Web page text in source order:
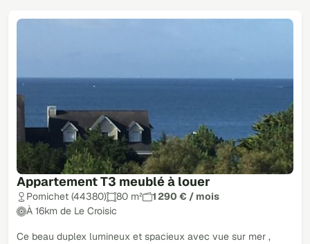
Appartement T3 meublé à louer
Pornichet (44380) 80 m²
1 290 € / mois
À 16km de Le Croisic
Ce beau duplex lumineux et spacieux avec vue sur mer ,